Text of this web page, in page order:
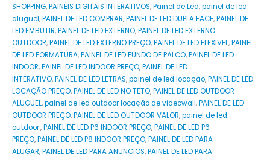
SHOPPING,PAINEIS DIGITAIS INTERATIVOS,Painel de Led,painel de led
aluguel,PAINEL DE LED COMPRAR,PAINEL DE LED DUPLA FACE,PAINEL DE
LED EMBUTIR,PAINEL DE LED EXTERNO,PAINEL DE LED EXTERNO
OUTDOOR,PAINEL DE LED EXTERNO PREÇO,PAINEL DE LED FLEXIVEL,PAINEL
DE LED FORMATURA,PAINEL DE LED FUNDO DE PALCO,PAINEL DE LED
INDOOR,PAINEL DE LED INDOOR PREÇO,PAINEL DE LED
INTERATIVO,PAINEL DE LED LETRAS,painel de led locação,PAINEL DE LED
LOCAÇÃO PREÇO,PAINEL DE LED NO TETO,PAINEL DE LED OUTDOOR
ALUGUEL,painel de led outdoor locação de videowall,PAINEL DE LED
OUTDOOR PREÇO,PAINEL DE LED OUTDOOR VALOR,painel de led
outdoor.,PAINEL DE LED P6 INDOOR PREÇO,PAINEL DE LED P6
PREÇO,PAINEL DE LED P8 INDOOR PREÇO,PAINEL DE LED PARA
ALUGAR,PAINEL DE LED PARA ANUNCIOS,PAINEL DE LED PARA